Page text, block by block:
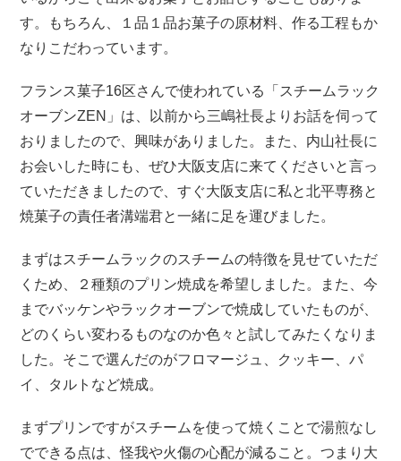
す。もちろん、１品１品お菓子の原材料、作る工程もか
なりこだわっています。
フランス菓子16区さんで使われている「スチームラック
オーブンZEN」は、以前から三嶋社長よりお話を伺って
おりましたので、興味がありました。また、内山社長に
お会いした時にも、ぜひ大阪支店に来てくださいと言っ
ていただきましたので、すぐ大阪支店に私と北平専務と
焼菓子の責任者溝端君と一緒に足を運びました。
まずはスチームラックのスチームの特徴を見せていただ
くため、２種類のプリン焼成を希望しました。また、今
までバッケンやラックオーブンで焼成していたものが、
どのくらい変わるものなのか色々と試してみたくなりま
した。そこで選んだのがフロマージュ、クッキー、パ
イ、タルトなど焼成。
まずプリンですがスチームを使って焼くことで湯煎なし
でできる点は、怪我や火傷の心配が減ること。つまり大